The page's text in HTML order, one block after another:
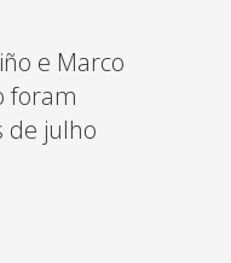
e Marco
foram
de julho